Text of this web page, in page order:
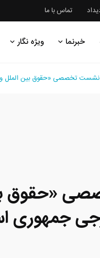
تماس با ما
خبرنما ویژه نگار
نشست تخصصی «حقوق بین الملل و
«حقوق
جمهوری